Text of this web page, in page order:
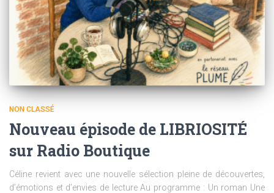
NON CLASSÉ
Nouveau épisode de LIBRIOSITÉ
sur Radio Boutique
Céline revient avec une nouvelle sélection pleine de découvertes,
d’émotions et d’envies de lecture Au programme : Un roman Une